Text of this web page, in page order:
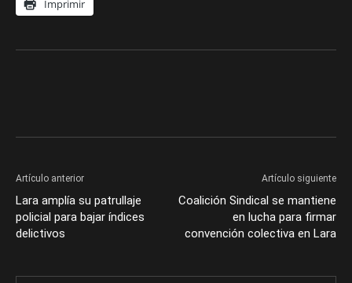
Imprimir
Artículo anterior
Lara amplía su patrullaje
policial para bajar índices
delictivos
Artículo siguiente
Coalición Sindical se mantiene
en lucha para firmar
convención colectiva en Lara